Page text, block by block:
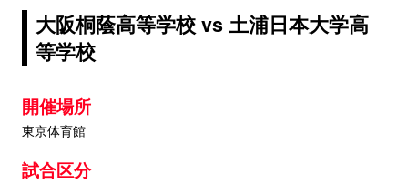
大阪桐蔭高等学校 vs 土浦日本大学高
等学校
開催場所
東京体育館
試合区分